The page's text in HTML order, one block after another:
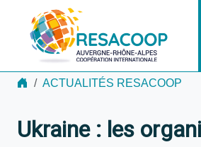
ACTUALITÉS RESACOOP
Ukraine : les